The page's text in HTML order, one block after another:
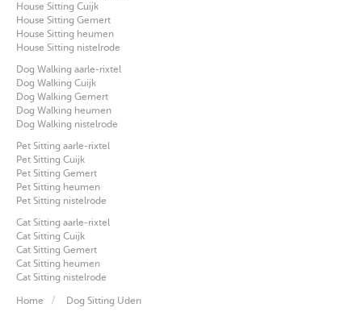
House Sitting Cuijk
House Sitting Gemert
House Sitting heumen
House Sitting nistelrode
Dog Walking aarle-rixtel
Dog Walking Cuijk
Dog Walking Gemert
Dog Walking heumen
Dog Walking nistelrode
Pet Sitting aarle-rixtel
Pet Sitting Cuijk
Pet Sitting Gemert
Pet Sitting heumen
Pet Sitting nistelrode
Cat Sitting aarle-rixtel
Cat Sitting Cuijk
Cat Sitting Gemert
Cat Sitting heumen
Cat Sitting nistelrode
Home Dog Sitting Uden